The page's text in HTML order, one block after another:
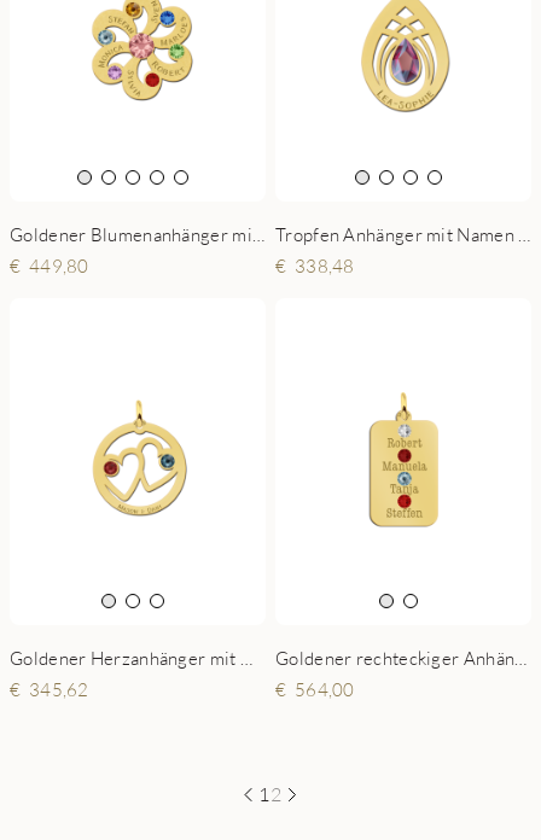
449,80
338,48
345,62
564,00
1 2